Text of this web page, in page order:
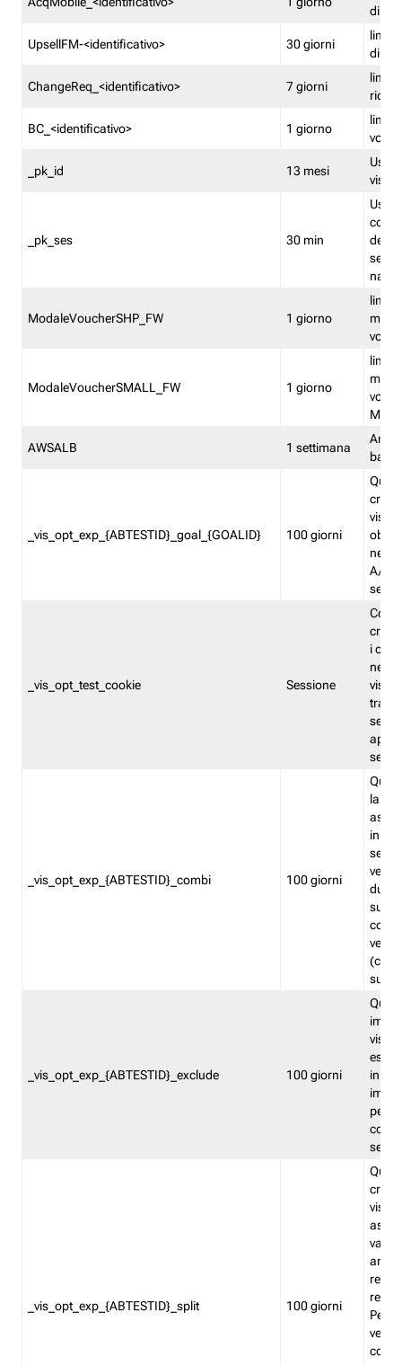
di
UpsellFM-<identificativo> 30 giorni
limita
di
ChangeReq_<identificativo> 7 giorni
limita
BC_<identificativo> 1 giorno
limita
_pk_id 13 mesi
_pk_ses 30 min
ModaleVoucherSHP_FW 1 giorno
ModaleVoucherSMALL_FW 1 giorno
AWSALB 1 settimana
_vis_opt_exp_{ABTESTID}_goal_{GOALID} 100 giorni
nel
A/B.
_vis_opt_test_cookie Sessione
i
nel
_vis_opt_exp_{ABTESTID}_combi 100 giorni
la
in
_vis_opt_exp_{ABTESTID}_exclude 100 giorni
in
_vis_opt_exp_{ABTESTID}_split 100 giorni